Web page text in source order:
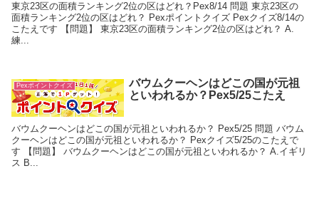
東京23区の面積ランキング2位の区はどれ？Pex8/14 問題 東京23区の
面積ランキング2位の区はどれ？ Pexポイントクイズ Pexクイズ8/14の
こたえです 【問題】 東京23区の面積ランキング2位の区はどれ？ A.
練...
Pexポイントクイズ
バウムクーヘンはどこの国が元祖
といわれるか？Pex5/25こたえ
バウムクーヘンはどこの国が元祖といわれるか？ Pex5/25 問題 バウム
クーヘンはどこの国が元祖といわれるか？ Pexクイズ5/25のこたえで
す 【問題】 バウムクーヘンはどこの国が元祖といわれるか？ A.イギリ
ス B...